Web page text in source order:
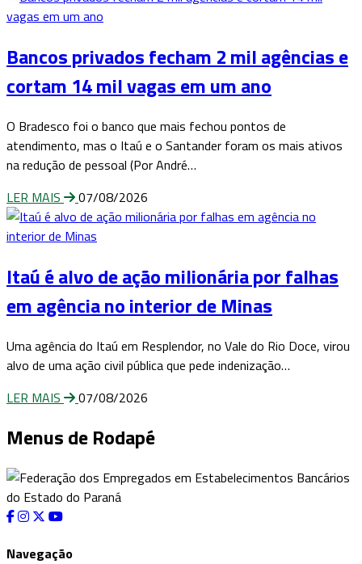
Bancos privados fecham 2 mil agências e
cortam 14 mil vagas em um ano
O Bradesco foi o banco que mais fechou pontos de
atendimento, mas o Itaú e o Santander foram os mais ativos
na redução de pessoal (Por André…
LER MAIS
07/08/2026
Itaú é alvo de ação milionária por falhas
em agência no interior de Minas
Uma agência do Itaú em Resplendor, no Vale do Rio Doce, virou
alvo de uma ação civil pública que pede indenização…
LER MAIS
07/08/2026
Menus de Rodapé
Navegação